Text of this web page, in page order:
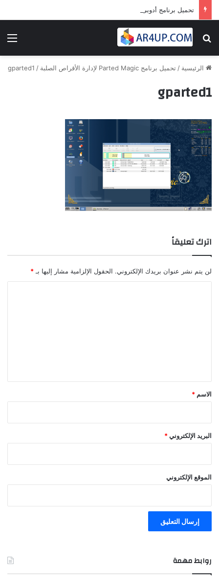
بحث عن
الرئيسية / تحميل برنامج Parted Magic لإدارة الأقراص الصلبة /
gparted1
gparted1
اترك تعليقاً
لن يتم نشر عنوان بريدك الإلكتروني. الحقول الإلزامية مشار إليها بـ *
*
الاسم *
البريد الإلكتروني*
الموقع الإلكتروني
روابط مهمة